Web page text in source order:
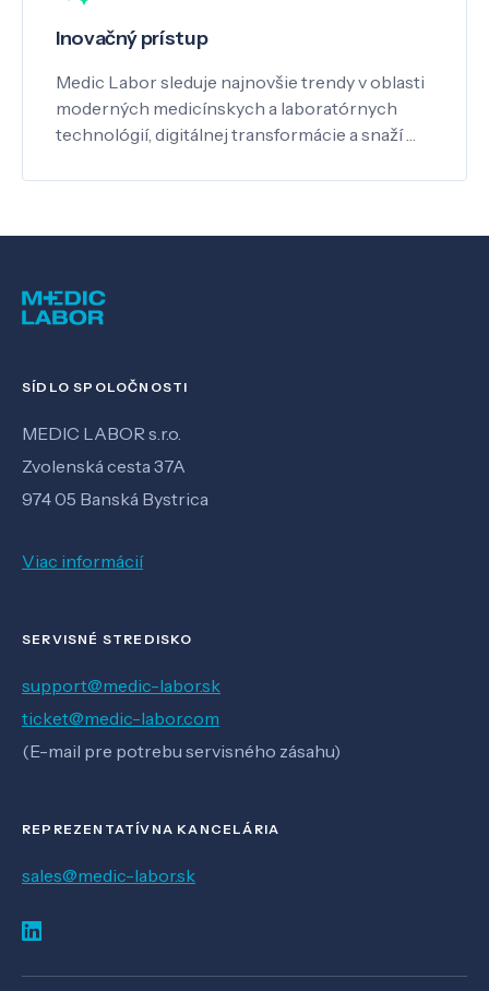
Inovačný prístup
Medic Labor sleduje najnovšie trendy v oblasti
moderných medicínskych a laboratórnych
technológií, digitálnej transformácie a snaží …
SÍDLO SPOLOČNOSTI
MEDIC LABOR s.r.o.
Zvolenská cesta 37A
974 05 Banská Bystrica
Viac informácií
SERVISNÉ STREDISKO
support@medic-labor.sk
ticket@medic-labor.com
(E-mail pre potrebu servisného zásahu)
REPREZENTATÍVNA KANCELÁRIA
sales@medic-labor.sk